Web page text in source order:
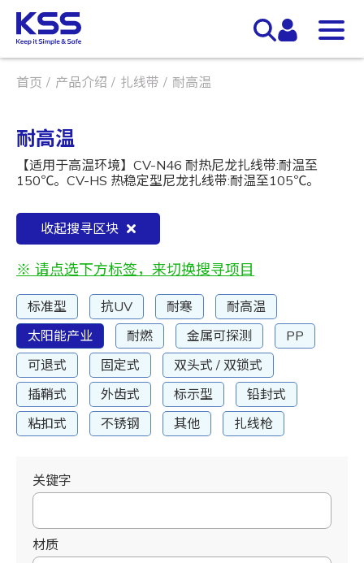
首页 产品介绍 扎线带 耐高温
耐高温
【适用于高温环境】CV-N46 耐热尼龙扎线带:耐温至
150℃。CV-HS 热稳定型尼龙扎线带:耐温至105℃。
收起搜寻区块
※ 请点选下方标签，来切换搜寻项目
标准型 抗UV 耐寒
耐高温
太阳能产业
耐燃 金属可探测
PP
可退式
固定式
双头式 / 双锁式
插鞘式
外齿式 标示型
铅封式
粘扣式
不锈钢 其他 扎线枪
关键字
材质